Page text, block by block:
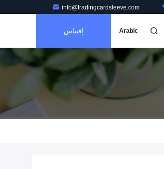
info@tradingcardsleeve.com
Arabic إقتباس